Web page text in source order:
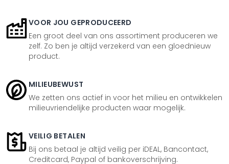
VOOR JOU GEPRODUCEERD
Een groot deel van ons assortiment produceren we
zelf. Zo ben je altijd verzekerd van een gloednieuw
product.
MILIEUBEWUST
We zetten ons actief in voor het milieu en ontwikkelen
milieuvriendelijke producten waar mogelijk.
VEILIG BETALEN
Bij ons betaal je altijd veilig per iDEAL, Bancontact,
Creditcard, Paypal of bankoverschrijving.